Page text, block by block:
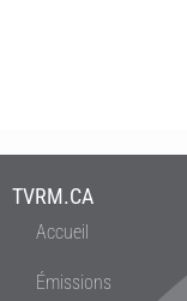
TVRM.CA
Accueil
Émissions